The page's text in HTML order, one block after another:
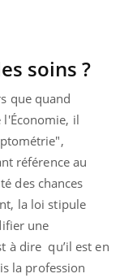
soins ?
que quand
il
référence au
des chances
la loi stipule
une
à dire qu’il est en
la profession